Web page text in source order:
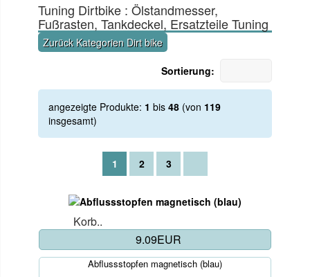
Tuning Dirtbike : Ölstandmesser,
Fußrasten, Tankdeckel, Ersatzteile Tuning
Zurück Kategorien Dirt bike
Sortierung:
angezeigte Produkte: 1 bis 48 (von 119
insgesamt)
1 2 3
Korb..
9.09EUR
Abflussstopfen magnetisch (blau)